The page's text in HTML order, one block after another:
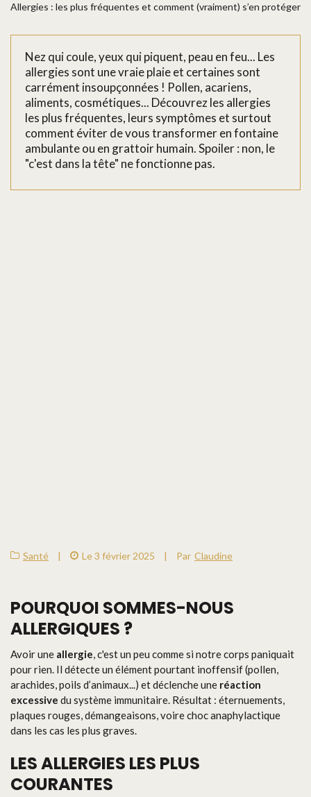
Allergies : les plus fréquentes et comment (vraiment) s’en protéger
Nez qui coule, yeux qui piquent, peau en feu... Les
allergies sont une vraie plaie et certaines sont
carrément insoupçonnées ! Pollen, acariens,
aliments, cosmétiques... Découvrez les allergies
les plus fréquentes, leurs symptômes et surtout
comment éviter de vous transformer en fontaine
ambulante ou en grattoir humain. Spoiler : non, le
"c'est dans la tête" ne fonctionne pas.
Santé | Le 3 février 2025 | Par Claudine
POURQUOI SOMMES-NOUS
ALLERGIQUES ?
Avoir une allergie, c'est un peu comme si notre corps paniquait
pour rien. Il détecte un élément pourtant inoffensif (pollen,
arachides, poils d’animaux...) et déclenche une réaction
excessive du système immunitaire. Résultat : éternuements,
plaques rouges, démangeaisons, voire choc anaphylactique
dans les cas les plus graves.
LES ALLERGIES LES PLUS
COURANTES